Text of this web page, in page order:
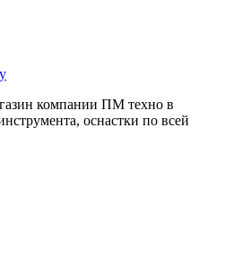
компании ПМ техно в
оснастки по всей